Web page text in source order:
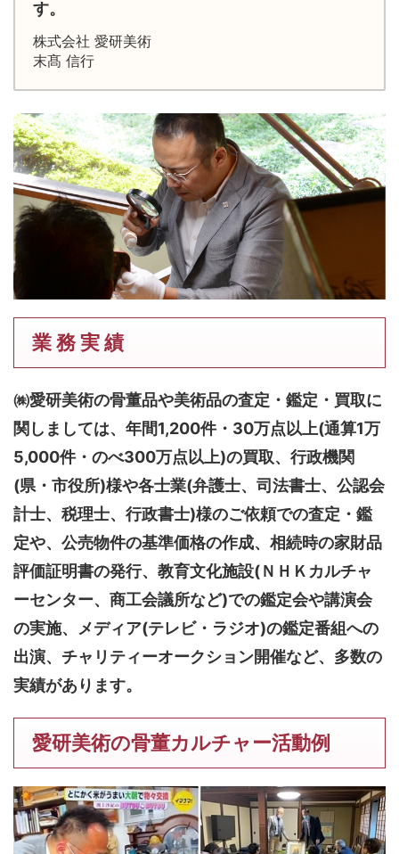
す。
株式会社 愛研美術
末髙 信行
業 務 実 績
㈱愛研美術の骨董品や美術品の査定・鑑定・買取に
関しましては、 年間1,200件・30万点以上(通算1万
5,000件・のべ300万点以上)の買取、行政機関
(県・市役所)様や各士業(弁護士、司法書士、公認会
計士、税理士、行政書士)様のご依頼での査定・鑑
定や、公売物件の基準価格の作成、相続時の家財品
評価証明書の発行、教育文化施設(ＮＨＫカルチャ
ーセンター、商工会議所など)での鑑定会や講演会
の実施、メディア(テレビ・ラジオ)の鑑定番組への
出演、チャリティーオークション開催など、多数の
実績があります。
愛研美術の骨董カルチャー活動例